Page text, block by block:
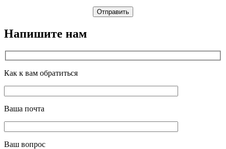
Напишите нам
Как к вам обратиться
Ваша почта
Ваш вопрос